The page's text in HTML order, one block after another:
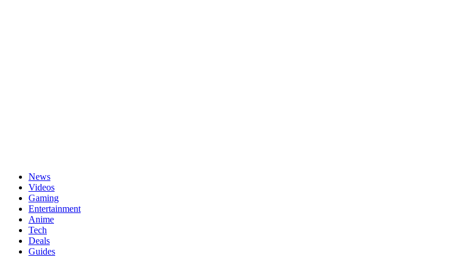
News
Videos
Gaming
Entertainment
Anime
Tech
Deals
Guides